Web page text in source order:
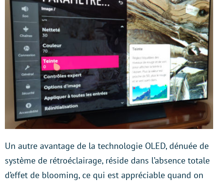
Un autre avantage de la technologie OLED, dénuée de
système de rétroéclairage, réside dans l’absence totale
d’effet de blooming, ce qui est appréciable quand on